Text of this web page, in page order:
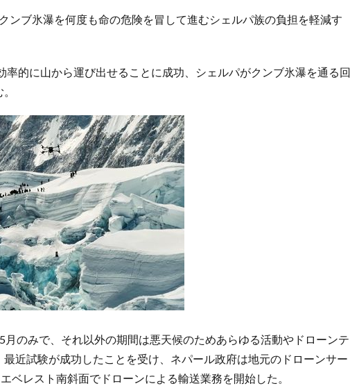
ンブ氷瀑を何度も命の危険を冒して進むシェルパ族の負担を軽減す
率的に山から運び出せることに成功、シェルパがクンブ氷瀑を通る回
のみで、それ以外の期間は悪天候のためあらゆる活動やドローンテ
近試験が成功したことを受け、ネパール政府は地元のドローンサー
ベレスト南斜面でドローンによる輸送業務を開始した。